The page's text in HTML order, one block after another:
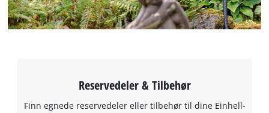
Reservedeler & Tilbehør
Finn egnede reservedeler eller tilbehør til dine Einhell-